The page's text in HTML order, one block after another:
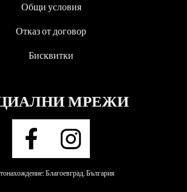
Общи условия
Отказ от договор
Бисквитки
МРЕЖИ
Благоевград, България